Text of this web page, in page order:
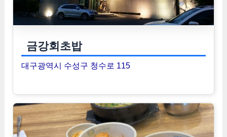
금강회초밥
대구광역시 수성구 청수로 115